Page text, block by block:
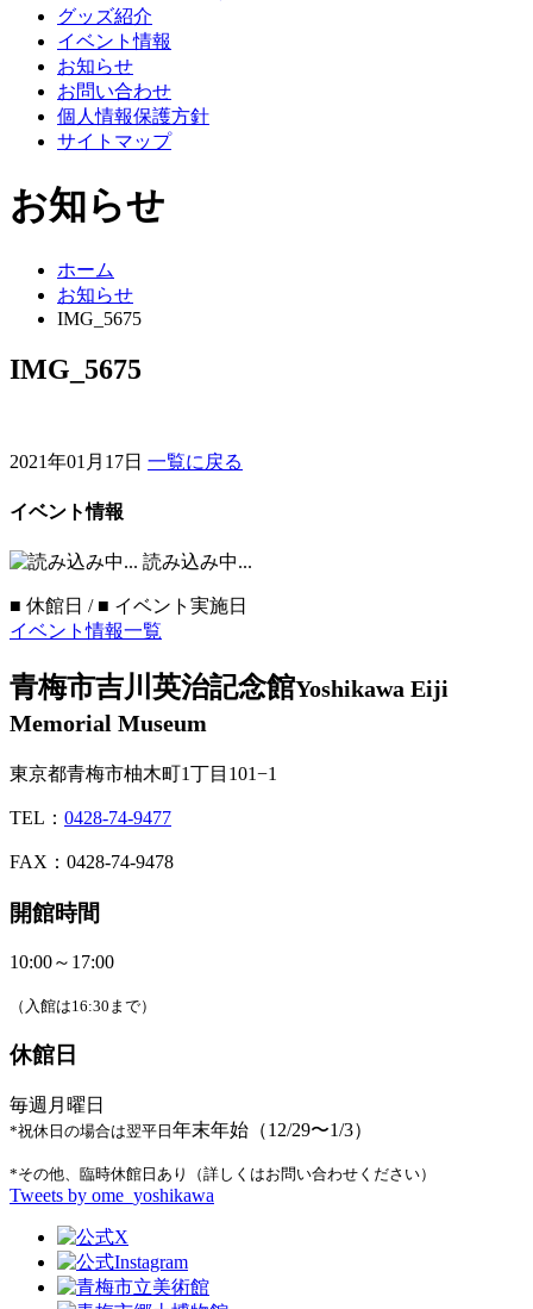
グッズ紹介
イベント情報
お知らせ
お問い合わせ
個人情報保護方針
サイトマップ
お知らせ
ホーム
お知らせ
IMG_5675
IMG_5675
2021年01月17日 一覧に戻る
イベント情報
読み込み中...
■ 休館日 / ■ イベント実施日
イベント情報一覧
青梅市吉川英治記念館Yoshikawa Eiji
Memorial Museum
東京都青梅市柚木町1丁目101−1
TEL： 0428-74-9477
FAX：0428-74-9478
開館時間
10:00～17:00
（入館は16:30まで）
休館日
毎週月曜日
*祝休日の場合は翌平日 年末年始（12/29〜1/3）
*その他、臨時休館日あり（詳しくはお問い合わせください）
Tweets by ome_yoshikawa